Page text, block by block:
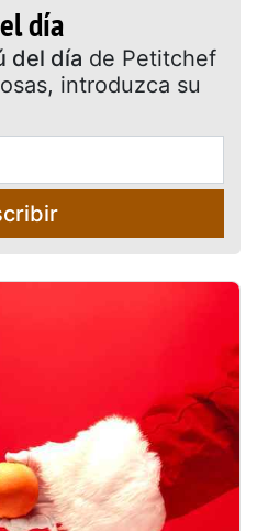
día
del día de Petitchef
introduzca su